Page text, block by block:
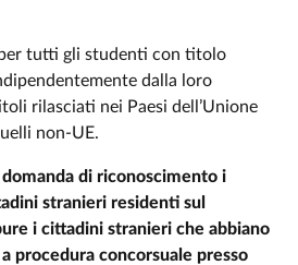
tutti gli studenti con titolo
dalla loro
rilasciati nei Paesi dell’Unione
non-UE.
di riconoscimento i
stranieri residenti sul
i cittadini stranieri che abbiano
procedura concorsuale presso